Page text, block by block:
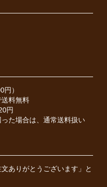
）
料無料
円
た場合は、通常送料扱い
ありがとうございます」と